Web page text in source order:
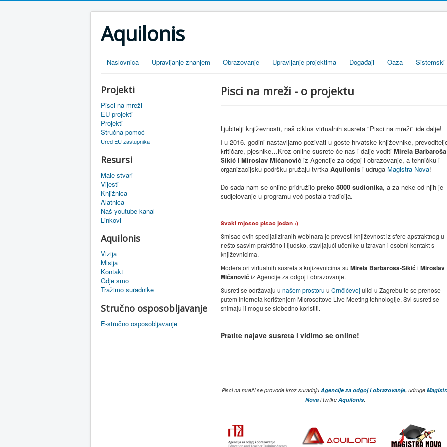
Aquilonis
Naslovnica Upravljanje znanjem Obrazovanje Upravljanje projektima Događaji Oaza Sistemski
Projekti
Pisci na mreži
EU projekti
Projekti
Stručna pomoć
Ured EU zastupnika
Resursi
Male stvari
Vijesti
Knjižnica
Alatnica
Naš youtube kanal
Linkovi
Aquilonis
Vizija
Misija
Kontakt
Gdje smo
Tražimo suradnike
Stručno osposobljavanje
E-stručno osposobljavanje
Pisci na mreži - o projektu
Ljubitelji književnosti, naš ciklus virtualnih susreta "Pisci na mreži" ide dalje!
I u 2016. godini nastavljamo pozivati u goste hrvatske književnike,
kritičare, pjesnike…Kroz online susrete će nas i dalje voditi Mirela Barbaroša
Šikić i Miroslav Mićanović iz Agencije za odgoj i obrazovanje, a tehničku i
organizacijsku podršku pružaju tvrtka Aquilonis i udruga Magistra Nova!
Do sada nam se online pridružilo preko 5000 sudionika, a za neke od njih je
sudjelovanje u programu već postala tradicija.
Svaki mjesec pisac jedan :)
Smisao ovih specijaliziranih webinara je prevesti književnost iz sfere apstraktnog u
nešto sasvim praktično i ljudsko, stavljajući učenike u izravan i osobni kontakt s
književnicima.
Moderatori virtualnih susreta s književnicima su Mirela Barbaroša-Šikić i Miroslav
Mićanović iz Agencije za odgoj i obrazovanje.
Susreti se održavaju u našem prostoru u Crnčićevoj ulici u Zagrebu te se prenose
putem Interneta korištenjem Microsoftove Live Meeting tehnologije. Svi susreti se
snimaju ii mogu se slobodno koristiti.
Pratite najave susreta i vidimo se online!
Pisci na mreži se provode kroz suradnju Agencije za odgoj i obrazovanje, udruge
Nova i tvrtke Aquilonis.